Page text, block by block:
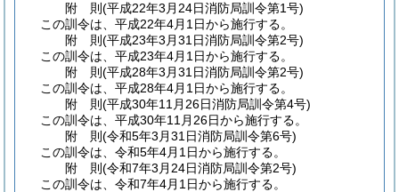
附 則(平成22年3月24日消防局訓令第1号)
この訓令は、平成22年4月1日から施行する。
附 則(平成23年3月31日消防局訓令第2号)
この訓令は、平成23年4月1日から施行する。
附 則(平成28年3月31日消防局訓令第2号)
この訓令は、平成28年4月1日から施行する。
附 則(平成30年11月26日消防局訓令第4号)
この訓令は、平成30年11月26日から施行する。
附 則(令和5年3月31日消防局訓令第6号)
この訓令は、令和5年4月1日から施行する。
附 則(令和7年3月24日消防局訓令第2号)
この訓令は、令和7年4月1日から施行する。